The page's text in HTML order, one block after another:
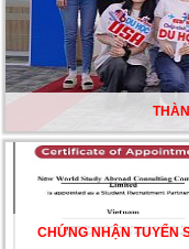
DU
ĐẦU
ĐỀU
HỘI
CHỨNG NHẬN TUYỂN